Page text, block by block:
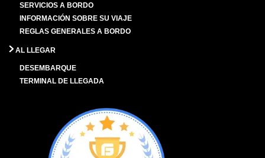
SERVICIOS A BORDO
INFORMACIÓN SOBRE SU VIAJE
REGLAS GENERALES A BORDO
AL LLEGAR
DESEMBARQUE
TERMINAL DE LLEGADA